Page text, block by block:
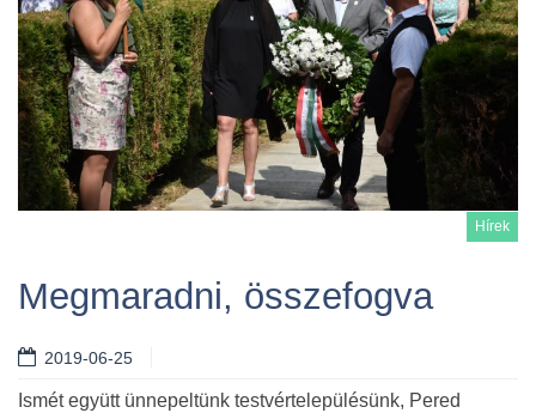
Hírek
Megmaradni, összefogva
2019-06-25
Ismét együtt ünnepeltünk testvértelepülésünk, Pered